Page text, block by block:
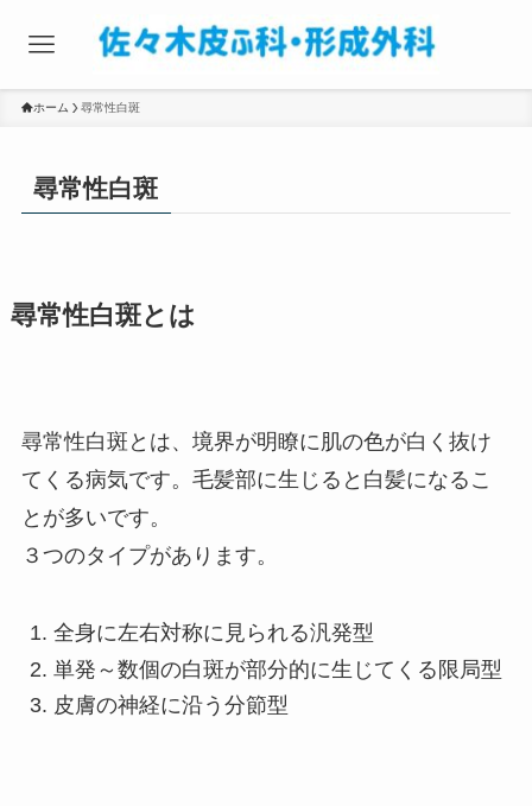
ホーム 尋常性白斑
尋常性白斑
尋常性白斑とは
尋常性白斑とは、境界が明瞭に肌の色が白く抜け
てくる病気です。毛髪部に生じると白髪になるこ
とが多いです。
３つのタイプがあります。
全身に左右対称に見られる汎発型
単発～数個の白斑が部分的に生じてくる限局型
皮膚の神経に沿う分節型